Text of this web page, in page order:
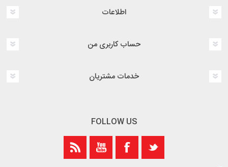
اطلاعات
حساب کاربری من
خدمات مشتریان
FOLLOW US